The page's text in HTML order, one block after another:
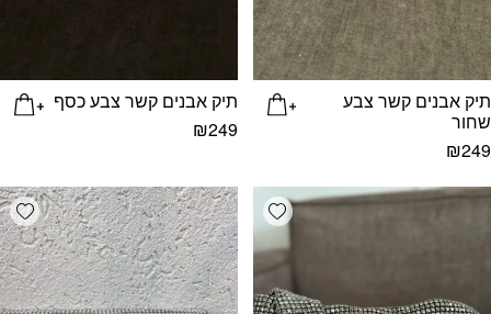
תיק אבנים קשר צבע
שחור
₪249
תיק אבנים קשר צבע כסף
₪249
Add wishlist